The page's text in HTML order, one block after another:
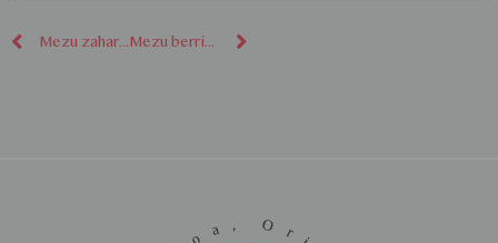
Mezu zaharragoak Mezu berriagoak